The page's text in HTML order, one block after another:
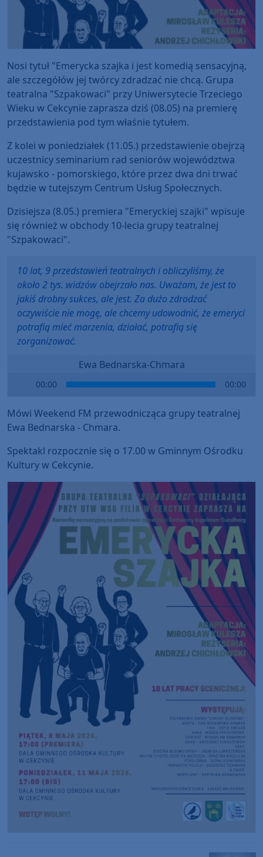
Nosi tytuł "Emerycka szajka i jest komedią sensacyjną,
ale szczegółów jej twórcy zdradzać nie chcą. Grupa
teatralna "Szpakowaci" przy Uniwersytecie Trzeciego
Wieku w Cekcynie zaprasza dziś (08.05) na premierę
przedstawienia pod tym właśnie tytułem.
Z kolei w poniedziałek (11.05.) przedstawienie obejrzą
uczestnicy seminarium rad seniorów województwa
kujawsko - pomorskiego, które przez dwa dni trwać
będzie w tutejszym Centrum Usług Społecznych.
Dzisiejsza (8.05.) premiera "Emeryckiej szajki" wpisuje
się również w obchody 10-lecia grupy teatralnej
"Szpakowaci".
10 lat, 9 przedstawień teatralnych i obliczyliśmy, że
około 2 tys. widzów obejrzało nas. Uważam, że jest to
jakiś drobny sukces, ale jest. Za dużo zdradzać
oczywiście nie mogę, ale chcemy udowodnić, że emeryci
potrafią mieć marzenia, działać, potrafią się
zorganizować.
Ewa Bednarska-Chmara
00:00 00:00
Mówi Weekend FM przewodnicząca grupy teatralnej
Ewa Bednarska - Chmara.
Spektakl rozpocznie się o 17.00 w Gminnym Ośrodku
Kultury w Cekcynie.